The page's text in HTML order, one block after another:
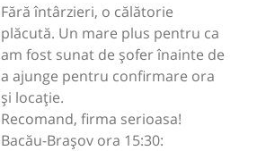
Fără întârzieri, o călătorie
plăcută. Un mare plus pentru ca
am fost sunat de șofer înainte de
a ajunge pentru confirmare ora
și locație.
Recomand, firma serioasa!
Bacău-Brașov ora 15:30: